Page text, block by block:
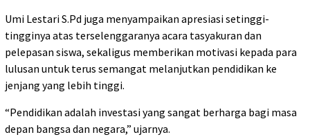
Umi Lestari S.Pd juga menyampaikan apresiasi setinggi-
tingginya atas terselenggaranya acara tasyakuran dan
pelepasan siswa, sekaligus memberikan motivasi kepada para
lulusan untuk terus semangat melanjutkan pendidikan ke
jenjang yang lebih tinggi.
“Pendidikan adalah investasi yang sangat berharga bagi masa
depan bangsa dan negara,” ujarnya.